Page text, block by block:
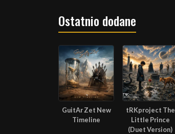
Ostatnio dodane
GuitAr Zet New
Timeline
tRKproject The
Little Prince
(Duet Version)